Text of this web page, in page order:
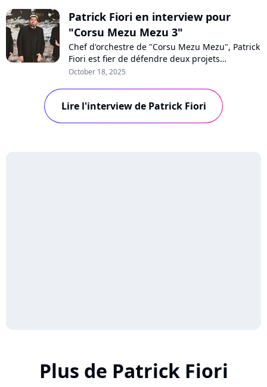
Patrick Fiori en interview pour
"Corsu Mezu Mezu 3"
Chef d'orchestre de "Corsu Mezu Mezu", Patrick
Fiori est fier de défendre deux projets
d'envergure pour rendre hommage à l'Île de
un concert géant prévu à Marseille en 2026.
Accompagné de Joseph Pastinelli, l'artiste nous
parle avec passion de la culture corse.
October 18, 2025
Lire l'interview de Patrick Fiori
Plus de Patrick Fiori